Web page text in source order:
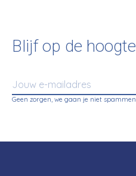
Blijf op de hoogte
Geen zorgen, we gaan je niet spammen